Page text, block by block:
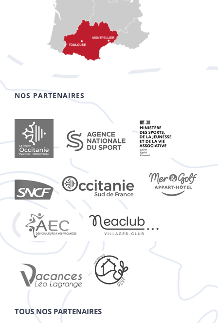
NOS PARTENAIRES
TOUS NOS PARTENAIRES